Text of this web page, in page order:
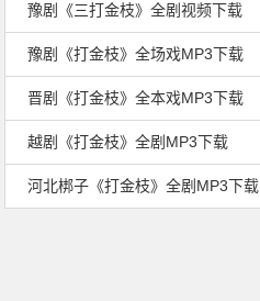
豫剧《三打金枝》全剧视频下载
豫剧《打金枝》全场戏MP3下载
晋剧《打金枝》全本戏MP3下载
越剧《打金枝》全剧MP3下载
河北梆子《打金枝》全剧MP3下载